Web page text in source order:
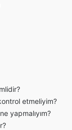
etmeliyim?
yapmalıyım?